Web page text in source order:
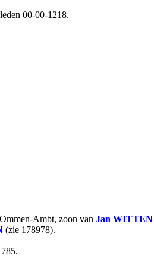
00-00-1218.
Ambt, zoon van Jan WITTEN
(zie 178978).